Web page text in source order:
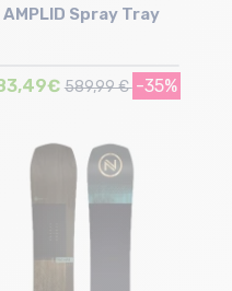
Taille en stock
147
AMPLID Spray Tray
589,99 € -35%